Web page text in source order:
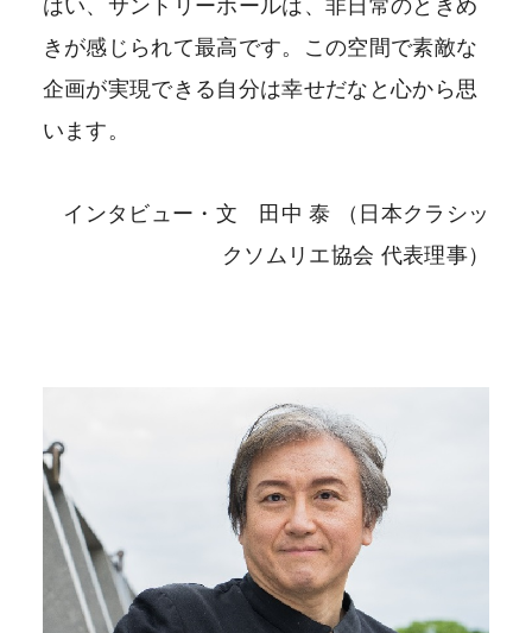
きが感じられて最高です。この空間で素敵な
企画が実現できる自分は幸せだなと心から思
います。
インタビュー・文 田中 泰 （日本クラシッ
クソムリエ協会 代表理事）